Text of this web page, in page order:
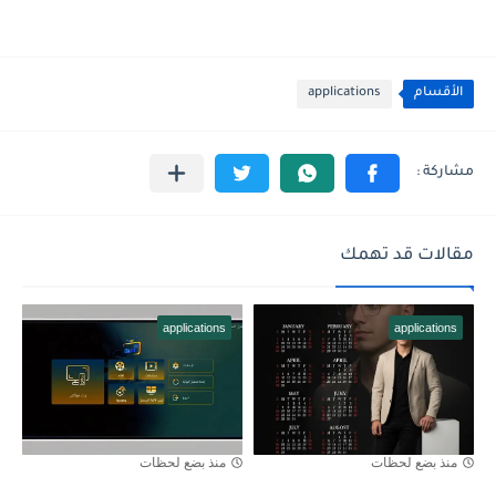
الأقسام applications
مقالات قد تهمك
applications
منذ بضع لحظات
applications
منذ بضع لحظات